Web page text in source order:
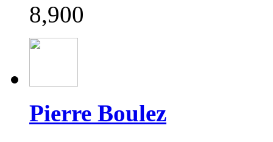
8,900
Pierre Boulez